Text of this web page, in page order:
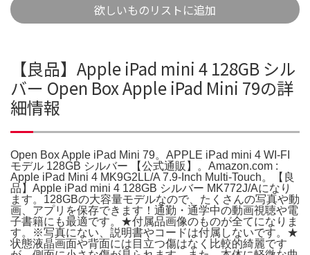
欲しいものリストに追加
【良品】Apple iPad mini 4 128GB シル
バー Open Box Apple iPad Mini 79の詳
細情報
Open Box Apple iPad Mini 79。APPLE iPad mini 4 WI-FI
モデル 128GB シルバー 【公式通販】。Amazon.com :
Apple iPad Mini 4 MK9G2LL/A 7.9-Inch Multi-Touch。【良
品】Apple iPad mini 4 128GB シルバー MK772J/Aになり
ます。128GBの大容量モデルなので、たくさんの写真や動
画、アプリを保存できます！通勤・通学中の動画視聴や電
子書籍にも最適です。★付属品画像のものが全てになりま
す。※写真にない、説明書やコードは付属しないです。★
状態液晶画面や背面には目立つ傷はなく比較的綺麗です